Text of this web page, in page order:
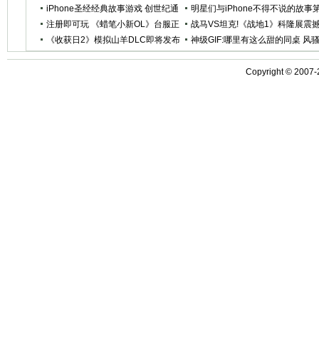
iPhone圣经经典故事游戏 创世纪通
天塔
明星们与iPhone不得不说的故事
二季
注册即可玩 《蜡笔小新OL》台服正
式公测
战马VS坦克!《战地1》科隆展震
宣传片曝光
《收获日2》模拟山羊DLC即将发布
神级GIF:哪里有这么甜的同桌 风
Copyright © 2007-